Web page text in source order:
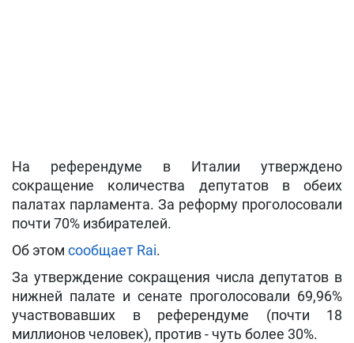
На референдуме в Италии утверждено
сокращение количества депутатов в обеих
палатах парламента. За реформу проголосовали
почти 70% избирателей.
Об этом сообщает Rai.
За утверждение сокращения числа депутатов в
нижней палате и сенате проголосовали 69,96%
участвовавших в референдуме (почти 18
миллионов человек), против - чуть более 30%.